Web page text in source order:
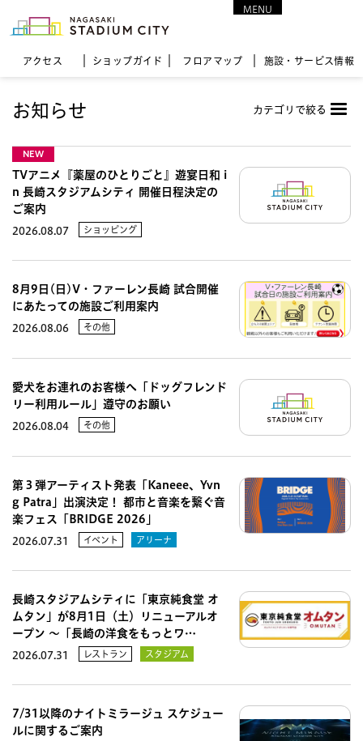
アクセス ショップガイド フロア マップ 施設・サービス情報
MENU
お知らせ カテゴリで絞る
NEW
TVアニメ『薬屋のひとりごと』遊宴日和 i
n 長崎スタジアムシティ 開催日程決定の
ご案内
2026.08.07 ショッピング
8月9日(日)V・ファーレン長崎 試合開催
にあたっての施設ご利用案内
2026.08.06 その他
愛犬をお連れのお客様へ「ドッグフレンド
リー利用ルール」遵守のお願い
2026.08.04 その他
第３弾アーティスト発表「Kaneee、Yvn
g Patra」出演決定！ 都市と音楽を繋ぐ音
楽フェス「BRIDGE 2026」
2026.07.31 イベント アリーナ
長崎スタジアムシティに「東京純食堂 オ
ムタン」が8月1日（土）リニューアルオ
ープン 〜「長崎の洋食をもっとワ…
2026.07.31 レストラン スタジアム
7/31以降のナイトミラージュ スケジュー
ルに関するご案内